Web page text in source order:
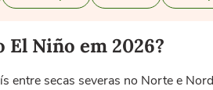
Niño em 2026?
secas severas no Norte e